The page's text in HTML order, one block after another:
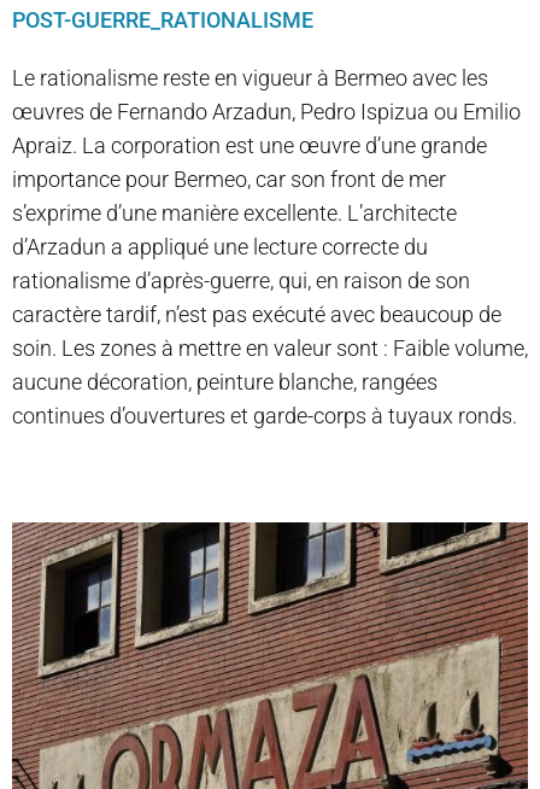
POST-GUERRE_RATIONALISME
Le rationalisme reste en vigueur à Bermeo avec les
œuvres de Fernando Arzadun, Pedro Ispizua ou Emilio
Apraiz. La corporation est une œuvre d’une grande
importance pour Bermeo, car son front de mer
s’exprime d’une manière excellente. L’architecte
d’Arzadun a appliqué une lecture correcte du
rationalisme d’après-guerre, qui, en raison de son
caractère tardif, n’est pas exécuté avec beaucoup de
soin. Les zones à mettre en valeur sont : Faible volume,
aucune décoration, peinture blanche, rangées
continues d’ouvertures et garde-corps à tuyaux ronds.